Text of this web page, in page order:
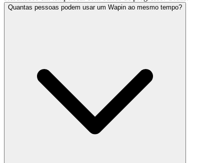
Quantas pessoas podem usar um Wapin ao mesmo tempo?